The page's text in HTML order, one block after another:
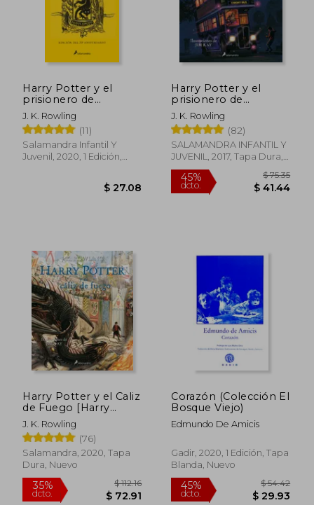
dcto. $ 54.64
Harry Potter y el
prisionero de
Azkaban (edición
Hufflepuff del 20°
aniversario) (Harry
Potter 3)
J. K. Rowling
(11)
Salamandra Infantil Y
Juvenil, 2020, 1 Edición,
Harry Potter y el
prisionero de
Azkaban (Harry
Potter [edición
ilustrada] 3)
J. K. Rowling
(82)
SALAMANDRA INFANTIL Y
JUVENIL, 2017, Tapa Dura,
Nuevo
Harry Potter y el Caliz
de Fuego [Harry
Potter 4] [Edicion
Ilustrada]
J. K. Rowling
(76)
Salamandra, 2020, Tapa
Dura, Nuevo
Corazón (Colección El
Bosque Viejo)
Edmundo De Amicis
Gadir, 2020, 1 Edición, Tapa
Blanda, Nuevo